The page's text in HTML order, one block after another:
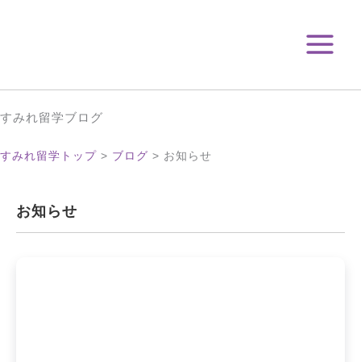
プ
すみれ留学ブログ
すみれ留学トップ > ブログ > お知らせ
お知らせ
イ